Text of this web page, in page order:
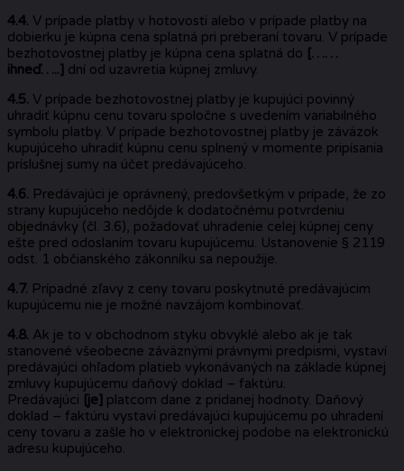
4.4. V prípade platby v hotovosti alebo v prípade platby na
dobierku je kúpna cena splatná pri preberaní tovaru. V prípade
bezhotovostnej platby je kúpna cena splatná do [……
ihneď…..] dní od uzavretia kúpnej zmluvy.
4.5. V prípade bezhotovostnej platby je kupujúci povinný
uhradiť kúpnu cenu tovaru spoločne s uvedením variabilného
symbolu platby. V prípade bezhotovostnej platby je záväzok
kupujúceho uhradiť kúpnu cenu splnený v momente pripísania
príslušnej sumy na účet predávajúceho.
4.6. Predávajúci je oprávnený, predovšetkým v prípade, že zo
strany kupujúceho nedôjde k dodatočnému potvrdeniu
objednávky (čl. 3.6), požadovať uhradenie celej kúpnej ceny
ešte pred odoslaním tovaru kupujúcemu. Ustanovenie § 2119
odst. 1 občianského zákonníku sa nepoužije.
4.7. Prípadné zľavy z ceny tovaru poskytnuté predávajúcim
kupujúcemu nie je možné navzájom kombinovať.
4.8. Ak je to v obchodnom styku obvyklé alebo ak je tak
stanovené všeobecne záväznými právnymi predpismi, vystaví
predávajúci ohľadom platieb vykonávaných na základe kúpnej
zmluvy kupujúcemu daňový doklad – faktúru.
Predávajúci [je] platcom dane z pridanej hodnoty. Daňový
doklad – faktúru vystaví predávajúci kupujúcemu po uhradení
ceny tovaru a zašle ho v elektronickej podobe na elektronickú
adresu kupujúceho.